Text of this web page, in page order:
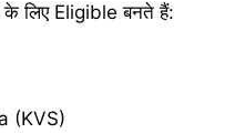
लिए Eligible बनते हैं:
(KVS)